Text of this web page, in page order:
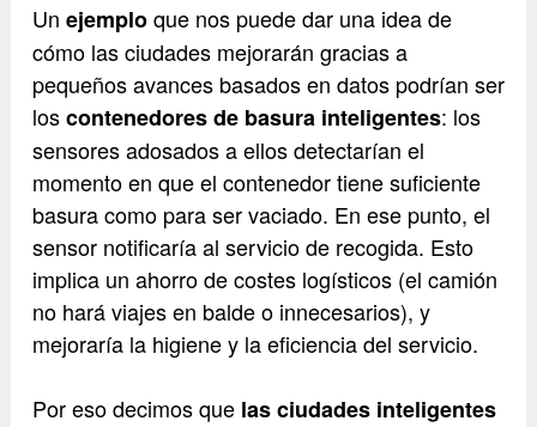
Un ejemploque nos puede dar una idea de
cómo las ciudades mejorarán gracias a
pequeños avances basados en datos podrían ser
loscontenedores de basura inteligentes: los
sensores adosados a ellos detectarían el
momento en que el contenedor tiene suficiente
basura como para ser vaciado. En ese punto, el
sensor notificaría al servicio de recogida. Esto
implica un ahorro de costes logísticos (el camión
no hará viajes en balde o innecesarios), y
mejoraría la higiene y la eficiencia del servicio.
Por eso decimos que las ciudades inteligentes